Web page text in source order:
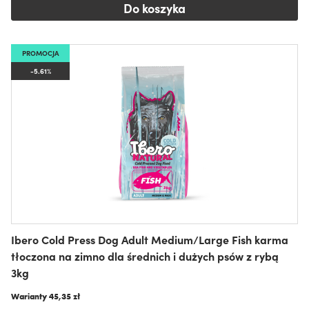
Do koszyka
PROMOCJA
-5.61%
Ibero Cold Press Dog Adult Medium/Large Fish karma
tłoczona na zimno dla średnich i dużych psów z rybą
3kg
Warianty45,35 zł